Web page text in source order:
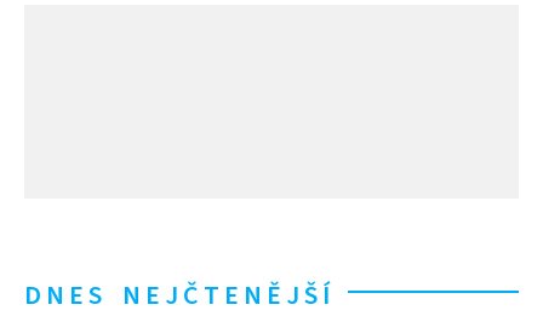
DNES NEJČTENĚJŠÍ